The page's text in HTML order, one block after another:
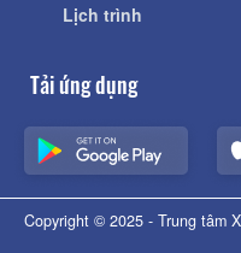
Lịch trình
Tải ứng dụng
Copyright © 2025 - Trung tâm